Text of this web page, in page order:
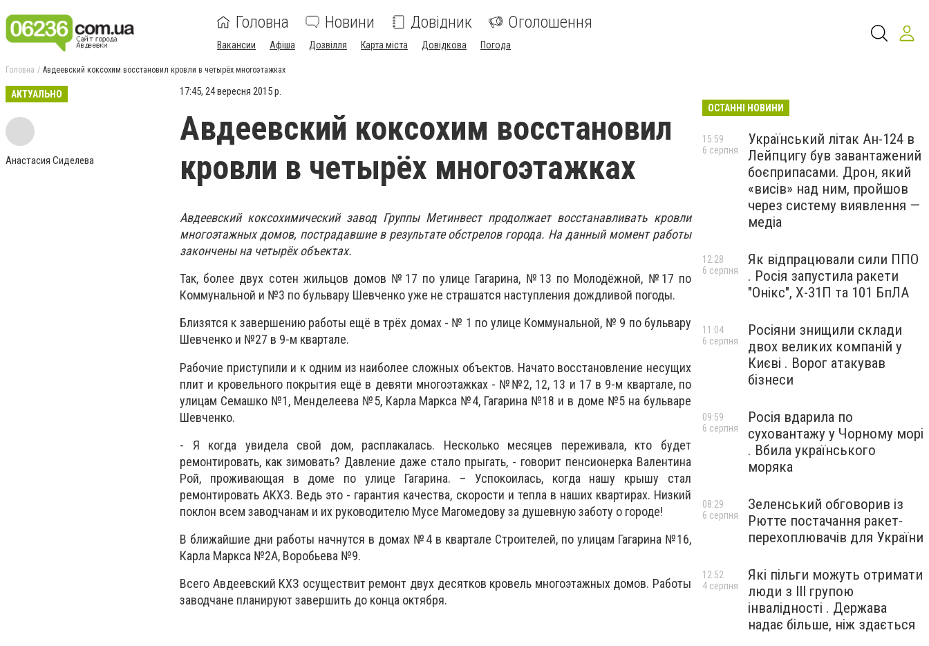
Головна Новини Довідник Оголошення
Вакансии Афіша Дозвілля Карта міста Довідкова Погода
Головна Авдеевский коксохим восстановил кровли в четырёх многоэтажках
АКТУАЛЬНО
Анастасия Сиделева
17:45, 24 вересня 2015 р.
Авдеевский коксохим восстановил
кровли в четырёх многоэтажках
Авдеевский коксохимический завод Группы Метинвест продолжает восстанавливать кровли
многоэтажных домов, пострадавшие в результате обстрелов города. На данный момент работы
закончены на четырёх объектах.
Так, более двух сотен жильцов домов №17 по улице Гагарина, №13 по Молодёжной, №17 по
Коммунальной и №3 по бульвару Шевченко уже не страшатся наступления дождливой погоды.
Близятся к завершению работы ещё в трёх домах - № 1 по улице Коммунальной, № 9 по бульвару
Шевченко и №27 в 9-м квартале.
Рабочие приступили и к одним из наиболее сложных объектов. Начато восстановление несущих
плит и кровельного покрытия ещё в девяти многоэтажках - №№2, 12, 13 и 17 в 9-м квартале, по
улицам Семашко №1, Менделеева №5, Карла Маркса №4, Гагарина №18 и в доме №5 на бульваре
Шевченко.
- Я когда увидела свой дом, расплакалась. Несколько месяцев переживала, кто будет
ремонтировать, как зимовать? Давление даже стало прыгать, - говорит пенсионерка Валентина
Рой, проживающая в доме по улице Гагарина. – Успокоилась, когда нашу крышу стал
ремонтировать АКХЗ. Ведь это - гарантия качества, скорости и тепла в наших квартирах. Низкий
поклон всем заводчанам и их руководителю Мусе Магомедову за душевную заботу о городе!
В ближайшие дни работы начнутся в домах №4 в квартале Строителей, по улицам Гагарина №16,
Карла Маркса №2А, Воробьева №9.
Всего Авдеевский КХЗ осуществит ремонт двух десятков кровель многоэтажных домов. Работы
заводчане планируют завершить до конца октября.
ОСТАННІ НОВИНИ
Український літак Ан-124 в
Лейпцигу був завантажений
боєприпасами. Дрон, який
«висів» над ним, пройшов
через систему виявлення —
медіа
15:59
6 серпня
Як відпрацювали сили ППО
. Росія запустила ракети
"Онікс", Х-31П та 101 БпЛА
12:28
6 серпня
Росіяни знищили склади
двох великих компаній у
Києві . Ворог атакував
бізнеси
11:04
6 серпня
Росія вдарила по
суховантажу у Чорному морі
. Вбила українського
моряка
09:59
6 серпня
Зеленський обговорив із
Рютте постачання ракет-
перехоплювачів для України
08:29
6 серпня
Які пільги можуть отримати
люди з III групою
інвалідності . Держава
надає більше, ніж здається
12:52
4 серпня